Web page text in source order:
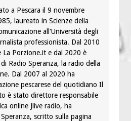
a Pescara il 9 novembre
laureato in Scienze della
all'Università degli
professionista. Dal 2010
Porzione.it e dal 2020 è
Radio Speranza, la radio della
Dal 2007 al 2020 ha
pescarese del quotidiano Il
è stato direttore responsabile
online Jlive radio, ha
scritto sulla pagina